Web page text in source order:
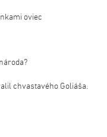
oviec
chvastavého Goliáša.